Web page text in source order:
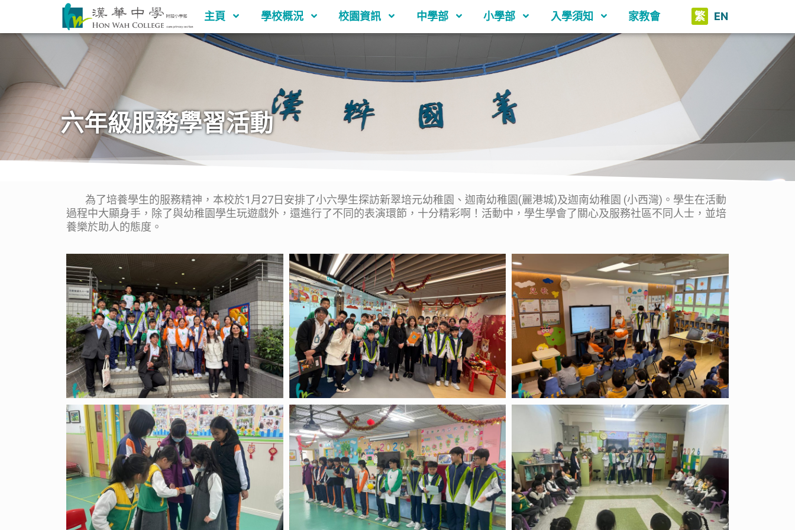
主頁 學校概況 校園資訊 中學部 小學部 入學須知 家教會 繁 EN
六年級服務學習活動
為了培養學生的服務精神，本校於1月27日安排了小六學生探訪新翠培元幼稚園、迦南幼稚園(麗港城)及迦南幼稚園 (小西灣)。學生在活動
過程中大顯身手，除了與幼稚園學生玩遊戲外，還進行了不同的表演環節，十分精彩啊！活動中，學生學會了關心及服務社區不同人士，並培
養樂於助人的態度。